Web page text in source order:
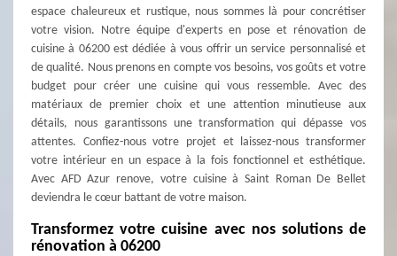
espace chaleureux et rustique, nous sommes là pour concrétiser
votre vision. Notre équipe d'experts en pose et rénovation de
cuisine à 06200 est dédiée à vous offrir un service personnalisé et
de qualité. Nous prenons en compte vos besoins, vos goûts et votre
budget pour créer une cuisine qui vous ressemble. Avec des
matériaux de premier choix et une attention minutieuse aux
détails, nous garantissons une transformation qui dépasse vos
attentes. Confiez-nous votre projet et laissez-nous transformer
votre intérieur en un espace à la fois fonctionnel et esthétique.
Avec AFD Azur renove, votre cuisine à Saint Roman De Bellet
deviendra le cœur battant de votre maison.
Transformez votre cuisine avec nos solutions de
rénovation à 06200